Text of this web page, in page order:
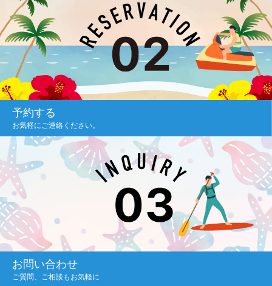
予約する
お気軽にご連絡ください。
お問い合わせ
ご質問、ご相談もお気軽に